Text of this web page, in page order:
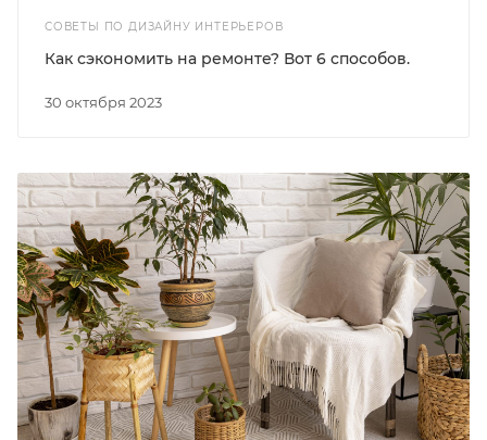
СОВЕТЫ ПО ДИЗАЙНУ ИНТЕРЬЕРОВ
30 октября 2023
Как сэкономить на ремонте? Вот 6 способов.